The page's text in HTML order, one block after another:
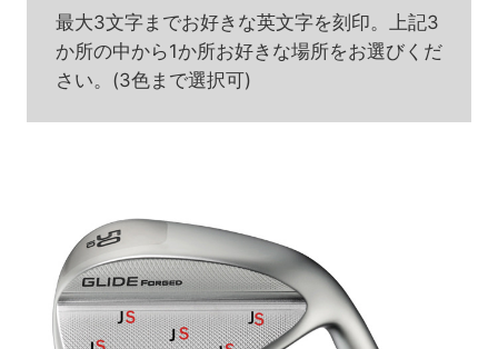
最大3文字までお好きな英文字を刻印。上記3
か所の中から1か所お好きな場所をお選びくだ
さい。(3色まで選択可)